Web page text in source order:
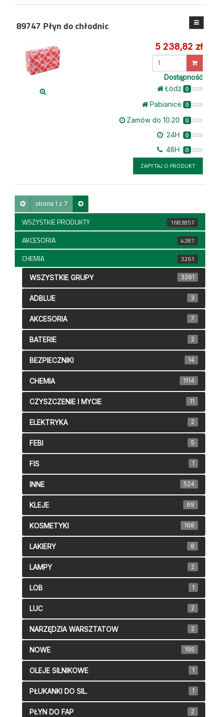
89747 Płyn do chłodnic
5 238,82 zł
Wprowadź
Dostępność
Łódż 0
Pabianice 0
Zamów do 10.20 0
24H 0
48H 0
ZAPYTAJ O PRODUKT
strona 1 z 7
WSZYSTKIE PRODUKTY 1683857
AKCESORIA 4287
CHEMIA 3261
WSZYSTKIE GRUPY 3261
ADBLUE 3
AKCESORIA 7
BATERIE 2
BEZPIECZNIKI 14
CHEMIA 1114
CZYSZCZENIE I MYCIE 11
ELEKTRYKA 2
FEBI 5
FIS 1
INNE 524
KLEJE 69
KOSMETYKI 168
LAKIERY 8
LAMPY 2
LOB 1
LUC 2
NARZĘDZIA WARSZTATOW 2
NOWE 195
OLEJE SILNIKOWE 1
PŁUKANKI DO SIL. 1
PŁYN DO FAP 2